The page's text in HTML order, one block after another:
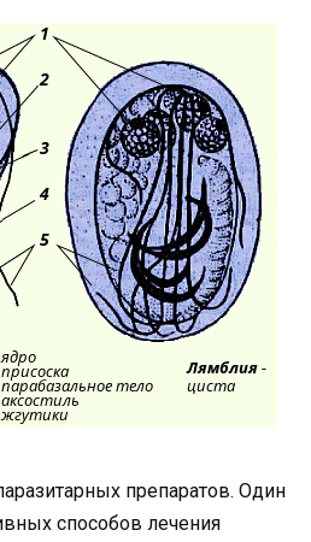
препаратов. Один
способов лечения